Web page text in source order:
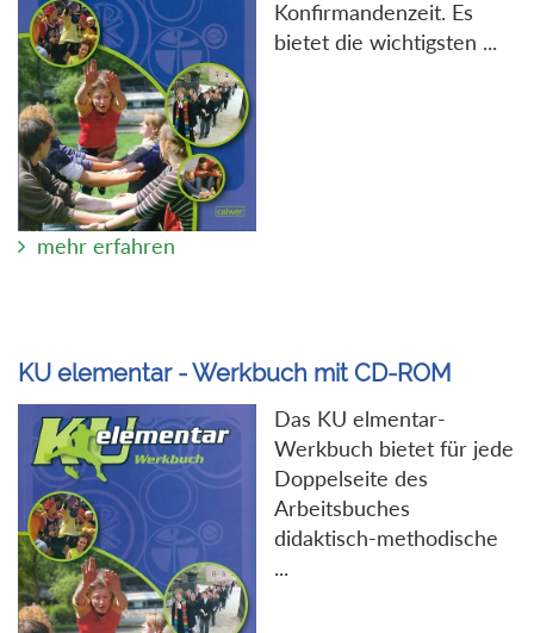
Konfirmandenzeit. Es
bietet die wichtigsten ...
mehr erfahren
KU elementar - Werkbuch mit CD-ROM
Das KU elmentar-
Werkbuch bietet für jede
Doppelseite des
Arbeitsbuches
didaktisch-methodische
...